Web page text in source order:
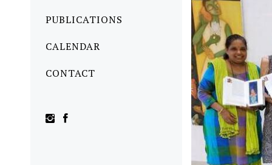
PUBLICATIONS
CALENDAR
CONTACT